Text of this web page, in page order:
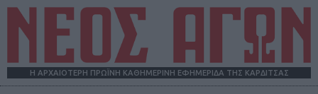
Η ΑΡΧΑΙΟΤΕΡΗ ΠΡΩΪΝΗ ΚΑΘΗΜΕΡΙΝΗ ΕΦΗΜΕΡΙΔΑ ΤΗΣ ΚΑΡΔΙΤΣΑΣ